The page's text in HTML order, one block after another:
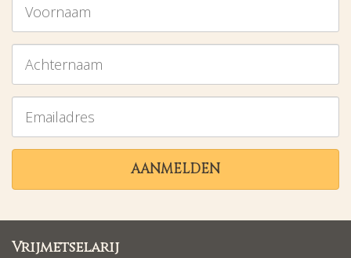
Achternaam
Emailadres
AANMELDEN
Vrijmetselarij